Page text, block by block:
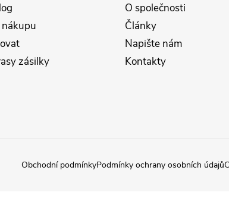
nákupu
zásilky
O společnosti
Články
Napište nám
Kontakty
Obchodní podmínkyPodmínky ochrany osobních údajů